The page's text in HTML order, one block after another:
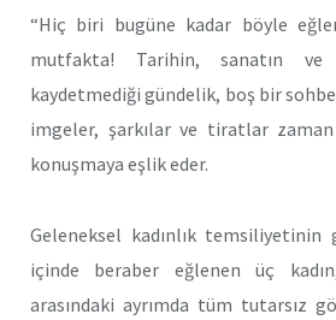
“Hiç biri bugüne kadar böyle
mutfakta! Tarihin, sanatın
kaydetmediği gündelik, boş bir
imgeler, şarkılar ve tiratlar
konuşmaya eşlik eder.
Geleneksel kadınlık temsiliyetinin
içinde beraber eğlenen üç
arasındaki ayrımda tüm tutarsız